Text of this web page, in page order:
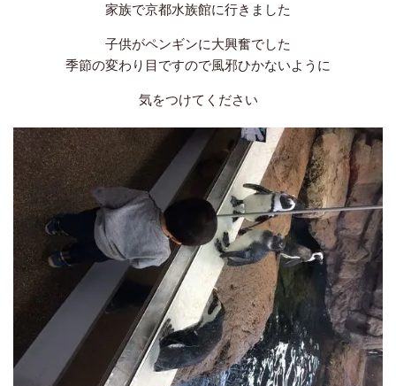
家族で京都水族館に行きました
子供がペンギンに大興奮でした
季節の変わり目ですので風邪ひかないように
気をつけてください